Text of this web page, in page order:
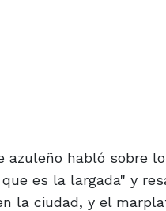
azuleño habló sobre
es la largada" y
la ciudad, y el